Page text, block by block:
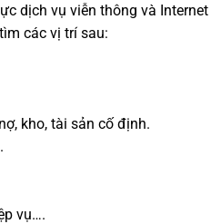
dịch vụ viễn thông và
các vị trí sau:
kho, tài sản cố định.
vụ….